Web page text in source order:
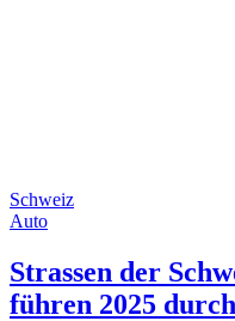
Schweiz
Auto
Strassen der
führen 2025